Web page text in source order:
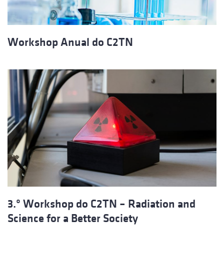
Workshop Anual do C2TN
3.º Workshop do C2TN – Radiation and
Science for a Better Society